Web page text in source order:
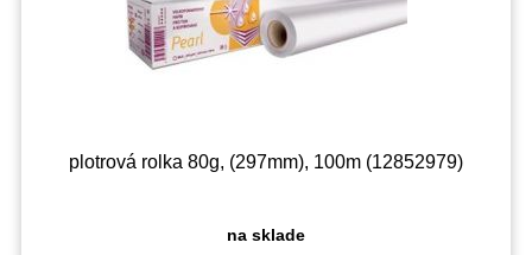
plotrová rolka 80g, (297mm), 100m (12852979)
na sklade